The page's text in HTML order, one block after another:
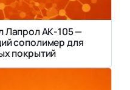
Лапрол АК-105 —
сополимер для
покрытий